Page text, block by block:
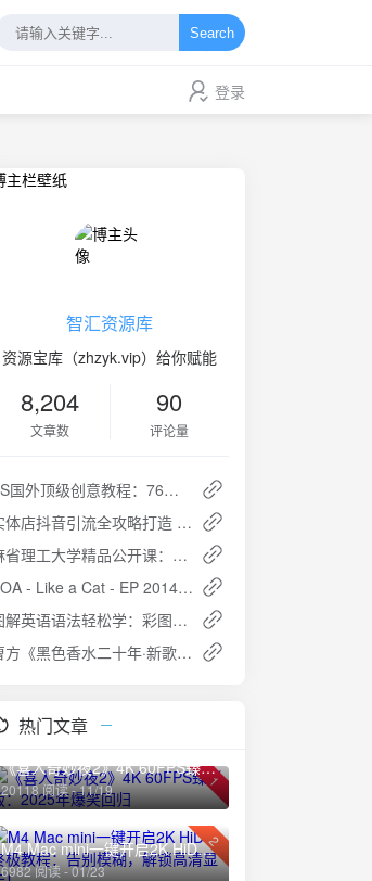
Search
登录
智汇资源库
资源宝库（zhzyk.vip）给你赋能
8,204
文章数
90
评论量
PS国外顶级创意教程：76课完结，质感拉满，脑洞大开！
实体店抖音引流全攻略打造 - 提升流量，引爆销售额
麻省理工大学精品公开课：供应链管理全解 名教授亲授
AOA - Like a Cat - EP 2014 -ALAC
图解英语语法轻松学：彩图版，用老外思维理解语法概念
曹方《黑色香水二十年·新歌精选集》ALAC无损音质下载
热门文章
1
《喜人奇妙夜2》4K 60FPS臻彩版：2025年爆笑回归
20118 阅读 - 11/19
2
M4 Mac mini一键开启2K HiDPI终极教程：告别模糊，解锁高清显示！
6982 阅读 - 01/23